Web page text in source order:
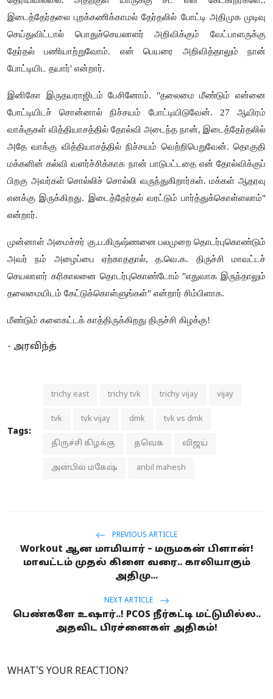
இடைத்தேர்தலை புறக்கணிக்காமல் தேர்தலில் போட்டி அதிமுக முடிவு
செய்துவிட்டால் பொதுச்செயலாளர் அறிவிக்கும் வேட்பாளருக்கு
தேர்தல் பணியாற்றுவோம். என் பெயரை அறிவித்தாலும் நான்
போட்டியிட தயார்' என்றார்.
இனிகோ இருதயராஜிடம் பேசினோம். "தலைமை மீண்டும் என்னை
போட்டியிடச் சொன்னால் நிச்சயம் போட்டியிடுவேன். 27 ஆயிரம்
வாக்குகள் வித்தியாசத்தில் தோல்வி அடைந்த நான், இடைத்தேர்தலில்
அதே வாக்கு வித்தியாசத்தில் நிச்சயம் வெற்றிபெறுவேன். தொகுதி
மக்களின் கல்வி வளர்ச்சிக்காக நான் பாடுபட்டதை என் தோல்விக்குப்
பிறகு அவர்கள் சொல்லிச் சொல்லி வருந்துகிறார்கள். மக்கள் ஆதரவு
எனக்கு இருக்கிறது. இடைத்தேர்தல் வரட்டும் பார்த்துக்கொள்ளலாம்"
என்றார்.
முன்னாள் அமைச்சர் கு.ப.கிருஷ்ணனை பலமுறை தொடர்புகொண்டும்
அவர் நம் அழைப்பை ஏற்காததால், த.வெ.க. திருச்சி மாவட்டச்
செயலாளர் கரிகாலனை தொடர்புகொண்டோம் "எதுவாக இருந்தாலும்
தலைமையிடம் கேட்டுக்கொள்ளுங்கள்" என்றார் சிம்பிளாக.
மீண்டும் களைகட்டக் காத்திருக்கிறது திருச்சி கிழக்கு!
- அரவிந்த்
Tags:
trichy east trichy tvk trichy vijay vijay
tvk tvk vijay dmk tvk vs dmk
திருச்சி கிழக்கு தவெக விஜய்
அன்பில் மகேஷ் anbil mahesh
PREVIOUS ARTICLE
Workout ஆன மாமியார் – மருமகன் பிளான்!
மாவட்டம் முதல் கிளை வரை.. காலியாகும்
அதிமு...
NEXT ARTICLE
பெண்களே உஷார்..! PCOS நீர்கட்டி மட்டுமில்ல..
அதவிட பிரச்னைகள் அதிகம்!
WHAT'S YOUR REACTION?